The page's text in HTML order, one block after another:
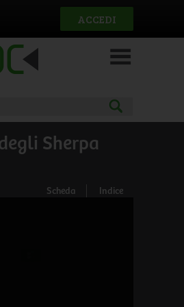
ACCEDI
Sherpa
Scheda Indice